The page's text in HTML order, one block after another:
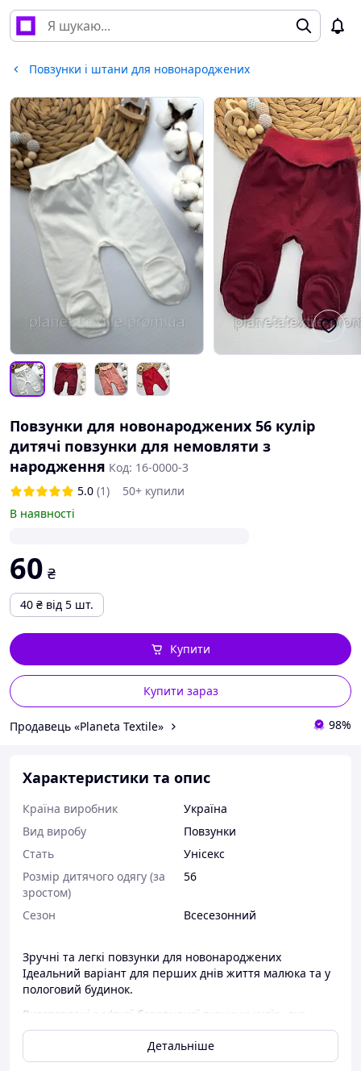
Повзунки і штани для новонароджених
Повзунки для новонароджених 56 кулір
дитячі повзунки для немовляти з
народження Код: 16-0000-3
5.0 (1)
50+ купили
В наявності
60 ₴
40 ₴ від 5 шт.
Купити зараз
Купити
Продавець «Planeta Textile» 98%
Характеристики та опис
Країна виробник
Україна
Вид виробу
Повзунки
Стать
Унісекс
Розмір дитячого одягу (за
зростом)
56
Сезон Всесезонний
Зручні та легкі повзунки для новонароджених
Ідеальний варіант для перших днів життя малюка та у
пологовий будинок.
Виготовлені з м’якої бавовняної тканини кулір, яка
добре пропускає повітря та не подразнює ніжну шкіру.
Повзунки мають комфортну посадку, не тиснуть на
животик та забезпечують свободу рухів.
Детальніше